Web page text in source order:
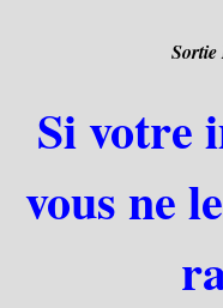
Sortie
Si votre
vous ne